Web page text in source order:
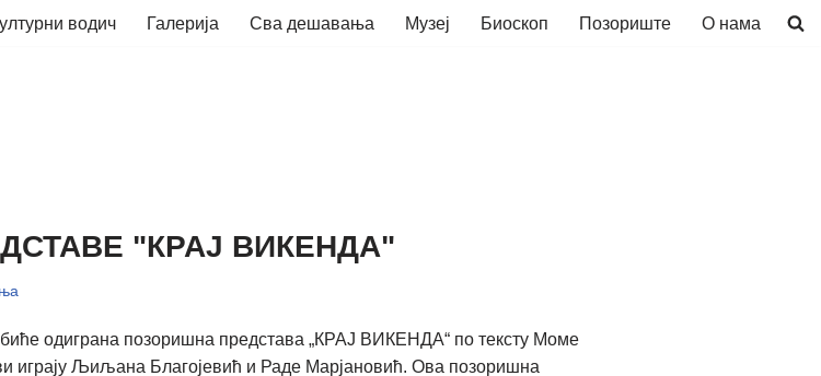
водич Галерија Сва дешавања Музеј Биоскоп Позориште О нама
"КРАЈ ВИКЕНДА"
одиграна позоришна представа „КРАЈ ВИКЕНДА“ по тексту Моме
играју Љиљана Благојевић и Раде Марјановић. Ова позоришна